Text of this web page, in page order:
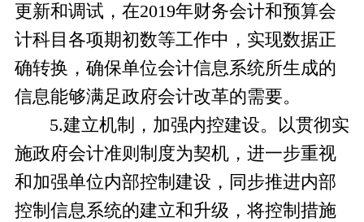
更新和调试，在2019年财务会计和预算会
计科目各项期初数等工作中，实现数据正
确转换，确保单位会计信息系统所生成的
信息能够满足政府会计改革的需要。
5.建立机制，加强内控建设。以贯彻实
施政府会计准则制度为契机，进一步重视
和加强单位内部控制建设，同步推进内部
控制信息系统的建立和升级，将控制措施